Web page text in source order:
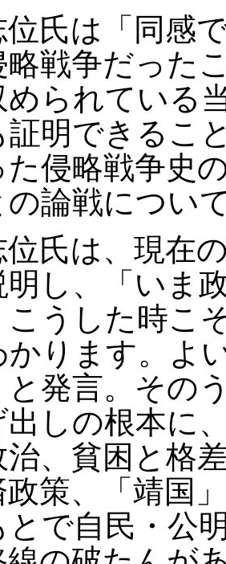
氏は「同感
略戦争だった
められている
証明できるこ
た侵略戦争史
の論戦につい
氏は、現在
明し、「いま
こうした時こ
かります。よ
と発言。その
出しの根本に
治、貧困と格
政策、「靖国
とで自民・公